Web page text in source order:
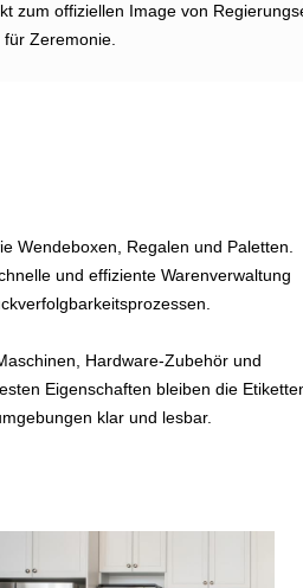
zum offiziellen Image von
für Zeremonie.
Wendeboxen, Regalen und Paletten.
und effiziente Warenverwaltung
Hardware-Zubehör und
Eigenschaften bleiben die
klar und lesbar.